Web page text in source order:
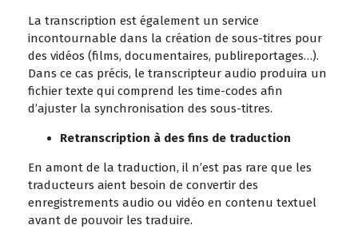
La transcription est également un service
incontournable dans la création de sous-titres pour
des vidéos (films, documentaires, publireportages…).
Dans ce cas précis, le transcripteur audio produira un
fichier texte qui comprend les time-codes afin
d’ajuster la synchronisation des sous-titres.
Retranscription à des fins de traduction
En amont de la traduction, il n’est pas rare que les
traducteurs aient besoin de convertir des
enregistrements audio ou vidéo en contenu textuel
avant de pouvoir les traduire.